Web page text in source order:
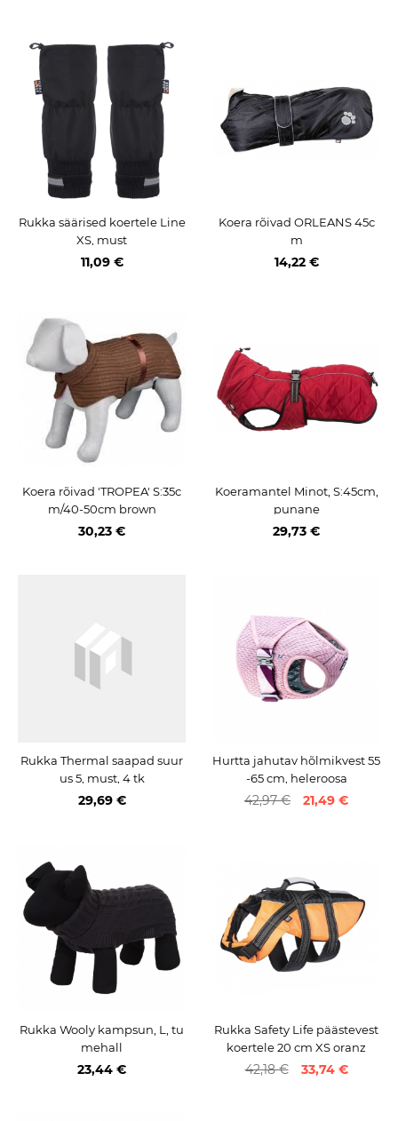
Rukka säärised koertele Line
XS, must
11,09 €
Koera rõivad ORLEANS 45c
m
14,22 €
Koera rõivad 'TROPEA' S:35c
m/40-50cm brown
30,23 €
Koeramantel Minot, S:45cm,
punane
29,73 €
Rukka Thermal saapad suur
us 5, must, 4 tk
29,69 €
Hurtta jahutav hõlmikvest 55
-65 cm, heleroosa
42,97 € 21,49 €
Rukka Wooly kampsun, L, tu
mehall
23,44 €
Rukka Safety Life päästevest
koertele 20 cm XS oranz
42,18 € 33,74 €